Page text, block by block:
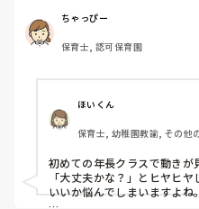
いで様子見てると直前にな
り
他の職員に聞いてる様子もな
よほど自分に聞きづらいの
か、もうよくわからないです。
対応にも悩みます。
ちゃっぴー
保育士, 認可保育園
ほいくん
保育士, 幼稚園教諭, その他
初めての年長クラスで動きが
「大丈夫かな？」とヒヤヒ
いいか悩んでしまいますよね